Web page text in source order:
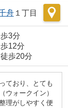
舟１丁目
3分
歩12分
歩20分
ており、とても
ウォークイン）
理がしやすく便